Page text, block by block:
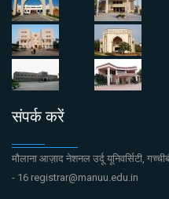
संपर्क करें
मौलाना आज़ाद नेशनल उर्दू यूनिवर्सिटी,
- 16 registrar@manuu.edu.in